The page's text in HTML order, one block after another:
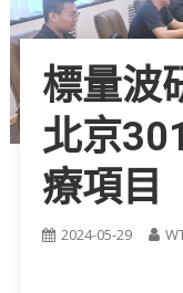
標量波
北京
療項目
2024-05-29